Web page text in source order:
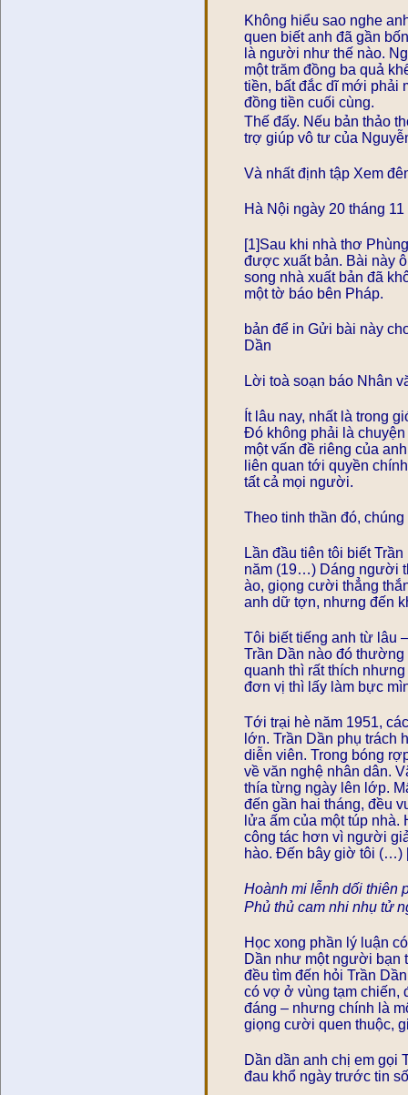
Không hiểu sao nghe
quen biết anh đã gần
là người như thế nào.
một trăm đồng ba quả
tiền, bất đắc dĩ mới phải
đồng tiền cuối cùng.
Thế đấy. Nếu bản thảo
trợ giúp vô tư của
Và nhất định tập Xem
Hà Nội ngày 20 tháng
[1]Sau khi nhà thơ
được xuất bản. Bài này
song nhà xuất bản đã
một tờ báo bên Pháp.
bản để in Gửi bài này
Dần
Lời toà soạn báo Nhân
Ít lâu nay, nhất là trong
Đó không phải là
một vấn đề riêng của
liên quan tới quyền
tất cả mọi người.
Theo tinh thần đó,
Lần đầu tiên tôi biết
năm (19…) Dáng người
ào, giọng cười thẳng
anh dữ tợn, nhưng đến
Tôi biết tiếng anh từ lâu
Trần Dần nào đó
quanh thì rất thích
đơn vị thì lấy làm bực
Tới trại hè năm 1951,
lớn. Trần Dần phụ trách
diễn viên. Trong bóng
về văn nghệ nhân dân.
thía từng ngày lên lớp.
đến gần hai tháng, đều
lửa ấm của một túp
công tác hơn vì người
hào. Đến bây giờ tôi (…)
Hoành mi lễnh dối thiên
Phủ thủ cam nhi nhụ tử
Học xong phần lý luận
Dần như một người bạn
đều tìm đến hỏi Trần
có vợ ở vùng tạm chiến,
đáng – nhưng chính là
giọng cười quen thuộc,
Dần dần anh chị em gọi
đau khổ ngày trước tin